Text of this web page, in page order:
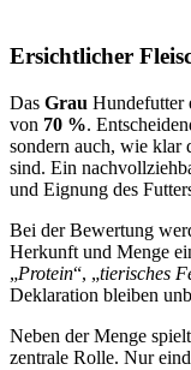
Ersichtlicher
Das Grau Hundefutter
von 70 %.
sondern auch, wie klar
sind. Ein
und Eignung des
Bei der Bewertung
Herkunft und Menge
„Protein“, „tierisches
Deklaration bleiben
Neben der Menge
zentrale Rolle. Nur